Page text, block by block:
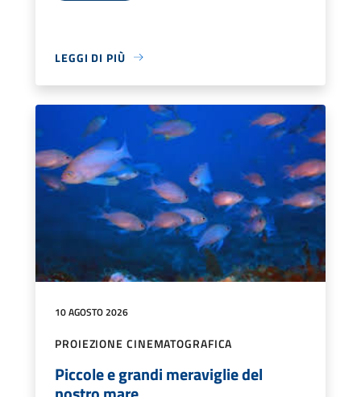
LEGGI DI PIÙ
10 AGOSTO 2026
PROIEZIONE CINEMATOGRAFICA
Piccole e grandi meraviglie del